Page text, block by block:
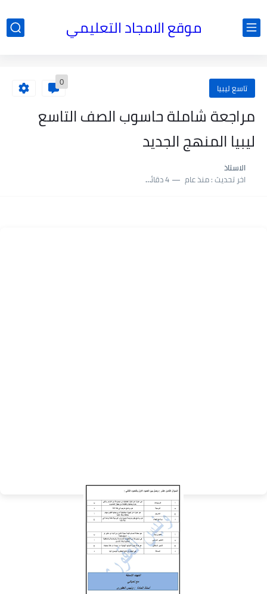
موقع الامجاد التعليمي
تاسع ليبيا 0
مراجعة شاملة حاسوب الصف التاسع
ليبيا المنهج الجديد
الاستاذ
اخر تحديث :منذ عام 4 دقائق للقراءة